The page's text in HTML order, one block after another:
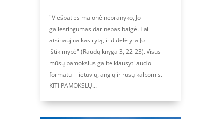
"Viešpaties malonė nepranyko, Jo
gailestingumas dar nepasibaigė. Tai
atsinaujina kas rytą, ir didelė yra Jo
ištikimybė" (Raudų knyga 3, 22-23). Visus
mūsų pamokslus galite klausyti audio
formatu – lietuvių, anglų ir rusų kalbomis.
KITI PAMOKSLŲ...